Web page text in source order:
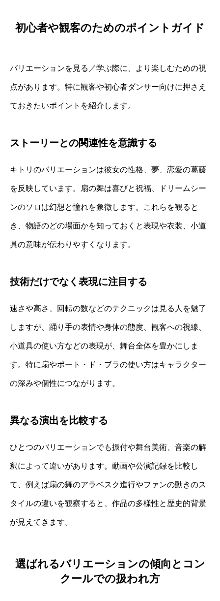
初心者や観客のためのポイントガイド
バリエーションを見る／学ぶ際に、より楽しむための視
点があります。特に観客や初心者ダンサー向けに押さえ
ておきたいポイントを紹介します。
ストーリーとの関連性を意識する
キトリのバリエーションは彼女の性格、夢、恋愛の葛藤
を反映しています。扇の舞は喜びと祝福、ドリームシー
ンのソロは幻想と憧れを象徴します。これらを観ると
き、物語のどの場面かを知っておくと表現や衣装、小道
具の意味が伝わりやすくなります。
技術だけでなく表現に注目する
速さや高さ、回転の数などのテクニックは見る人を魅了
しますが、踊り手の表情や身体の態度、観客への視線、
小道具の使い方などの表現が、舞台全体を豊かにしま
す。特に扇やポート・ド・ブラの使い方はキャラクター
の深みや個性につながります。
異なる演出を比較する
ひとつのバリエーションでも振付や舞台美術、音楽の解
釈によって違いがあります。動画や公演記録を比較し
て、例えば扇の舞のアラベスク進行やファンの動きのス
タイルの違いを観察すると、作品の多様性と歴史的背景
が見えてきます。
選ばれるバリエーションの傾向とコン
クールでの扱われ方